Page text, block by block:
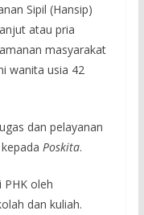
Sipil (Hansip)
atau pria
masyarakat
wanita usia 42
dan pelayanan
Poskita.
PHK oleh
dan kuliah.